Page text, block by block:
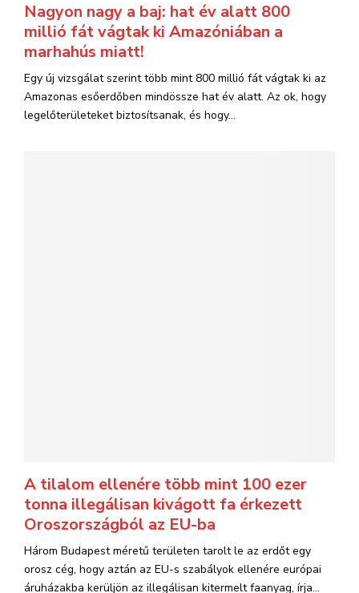
Nagyon nagy a baj: hat év alatt 800
millió fát vágtak ki Amazóniában a
marhahús miatt!
Egy új vizsgálat szerint több mint 800 millió fát vágtak ki az
Amazonas esőerdőben mindössze hat év alatt. Az ok, hogy
legelőterületeket biztosítsanak, és hogy...
A tilalom ellenére több mint 100 ezer
tonna illegálisan kivágott fa érkezett
Oroszországból az EU-ba
Három Budapest méretű területen tarolt le az erdőt egy
orosz cég, hogy aztán az EU-s szabályok ellenére európai
áruházakba kerüljön az illegálisan kitermelt faanyag, írja...